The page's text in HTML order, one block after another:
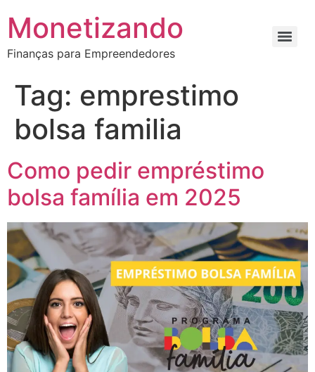
Monetizando
Finanças para Empreendedores
Tag: emprestimo
bolsa familia
Como pedir empréstimo
bolsa família em 2025